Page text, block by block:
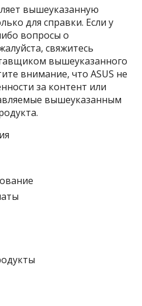
вышеуказанную
для справки. Если у
вопросы о
свяжитесь
вышеуказанного
внимание, что ASUS не
за контент или
вышеуказанным